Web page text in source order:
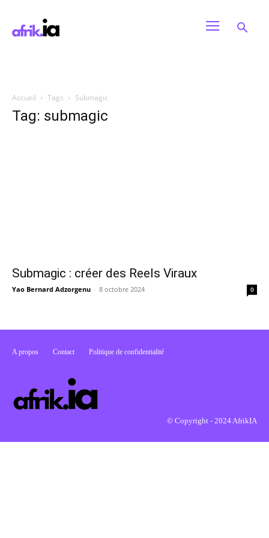
Accueil Tags Submagic
Tag: submagic
Submagic : créer des Reels Viraux
Yao Bernard Adzorgenu - 8 octobre 2024 0
A propos Contact Politique de confidentialité
© Copyright - 2024 AfrikIA